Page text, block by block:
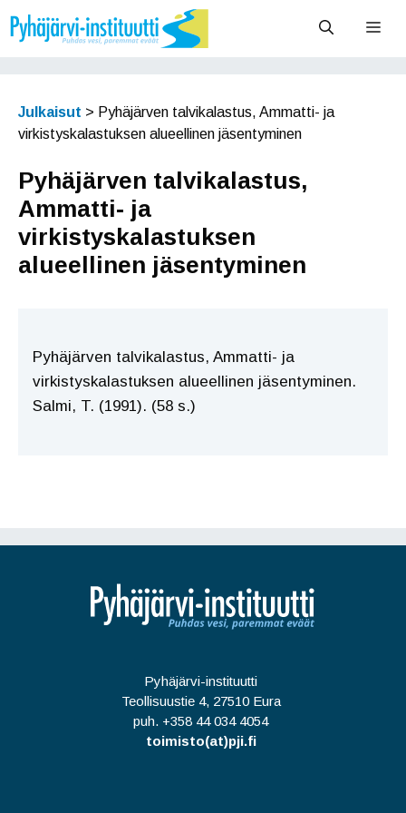
sisältöön
Julkaisut > Pyhäjärven talvikalastus, Ammatti- ja
virkistyskalastuksen alueellinen jäsentyminen
Pyhäjärven talvikalastus,
Ammatti- ja
virkistyskalastuksen
alueellinen jäsentyminen
Pyhäjärven talvikalastus, Ammatti- ja
virkistyskalastuksen alueellinen jäsentyminen.
Salmi, T. (1991). (58 s.)
Pyhäjärvi-instituutti
Teollisuustie 4, 27510 Eura
puh. +358 44 034 4054
toimisto(at)pji.fi